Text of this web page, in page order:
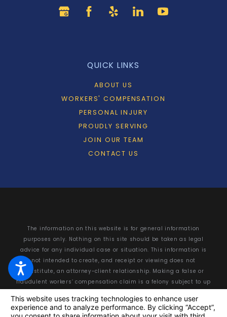
QUICK LINKS
ABOUT US
WORKERS' COMPENSATION
PERSONAL INJURY
PROUDLY SERVING
JOIN OUR TEAM
CONTACT US
The information on this website is for general information
purposes only. Nothing on this site should be taken as legal
advice for any individual case or situation. This information is
not intended to create, and receipt or viewing does not
constitute, an attorney-client relationship. Making a false or
fraudulent workers’ compensation claim is a felony subject to up
of the fraud, whichever is greater, or by both imprisonment and
fine.